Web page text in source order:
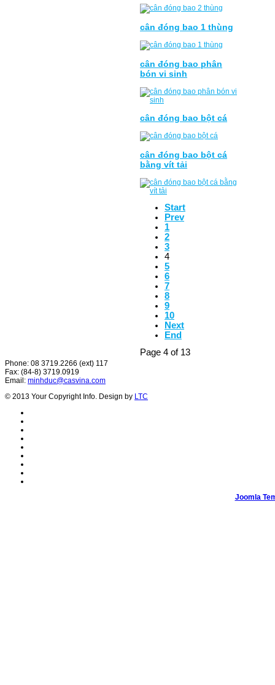
cân đóng bao 1 thùng
cân đóng bao phân
bón vi sinh
cân đóng bao bột cá
cân đóng bao bột cá
bằng vít tải
Start
Prev
1
2
3
4
5
6
7
8
9
10
Next
End
Page 4 of 13
Phone: 08 3719.2266 (ext) 117
Fax: (84-8) 3719.0919
Email: minhduc@casvina.com
© 2013 Your Copyright Info. Design by LTC
Joomla